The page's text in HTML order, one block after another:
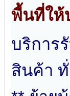
พื้นที่ให้
บริการ
สินค้า